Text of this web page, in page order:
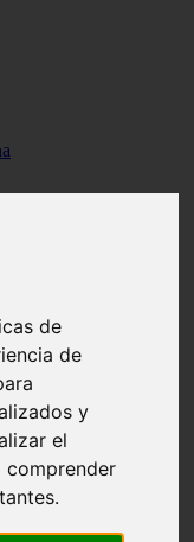
de
de
y
el
comprender